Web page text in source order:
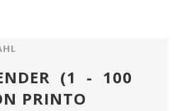
(1 - 100
PRINTO